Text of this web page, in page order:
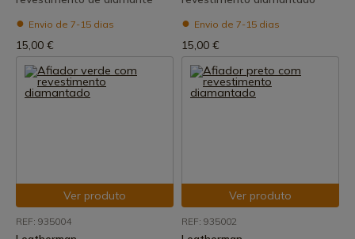
Envio de 7-15 dias
15,00 €
Envio de 7-15 dias
15,00 €
Ver produto
REF: 935004
Ver produto
REF: 935002